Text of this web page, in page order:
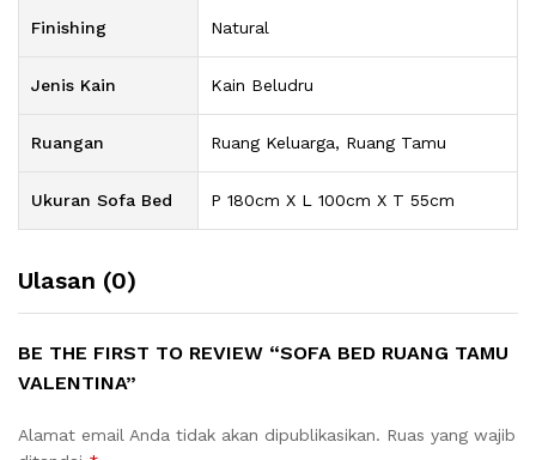
Finishing Natural
Jenis Kain Kain Beludru
Ruangan Ruang Keluarga, Ruang Tamu
Ukuran Sofa Bed P 180cm X L 100cm X T 55cm
Ulasan (0)
BE THE FIRST TO REVIEW “SOFA BED RUANG TAMU
VALENTINA”
Alamat email Anda tidak akan dipublikasikan. Ruas yang wajib